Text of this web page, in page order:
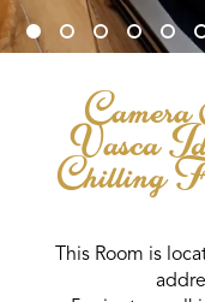
Vasca
Chilling
This Room is